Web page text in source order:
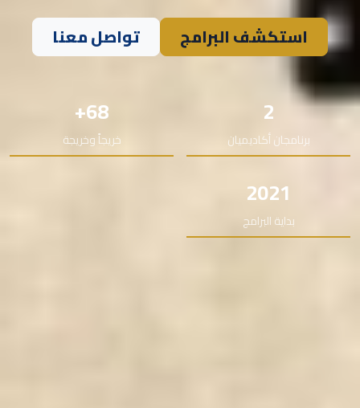
استكشف البرامج تواصل معنا
2
برنامجان أكاديميان
68+
خريجاً وخريجة
2021
بداية البرامج